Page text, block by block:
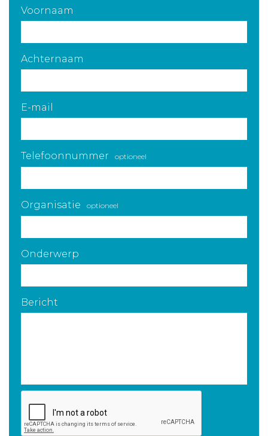
Voornaam
Achternaam
E-mail
Telefoonnummer optioneel
Organisatie optioneel
Onderwerp
Bericht